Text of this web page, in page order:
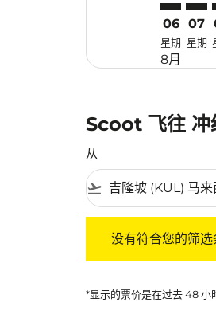
06
星期
8月
07
星期
Scoot 飞往 冲
从
flight_takeoff
没有符合您的筛选
*显示的票价是在过去 48 小